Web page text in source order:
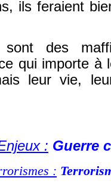
ils feraient
des
qui importe à
leur vie,
: Guerre
: